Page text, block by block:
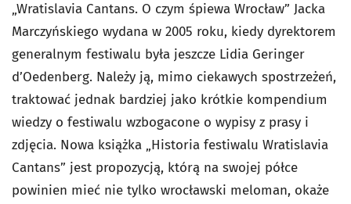
„Wratislavia Cantans. O czym śpiewa Wrocław” Jacka
Marczyńskiego wydana w 2005 roku, kiedy dyrektorem
generalnym festiwalu była jeszcze Lidia Geringer
d’Oedenberg. Należy ją, mimo ciekawych spostrzeżeń,
traktować jednak bardziej jako krótkie kompendium
wiedzy o festiwalu wzbogacone o wypisy z prasy i
zdjęcia. Nowa książka „Historia festiwalu Wratislavia
Cantans” jest propozycją, którą na swojej półce
powinien mieć nie tylko wrocławski meloman, okaże